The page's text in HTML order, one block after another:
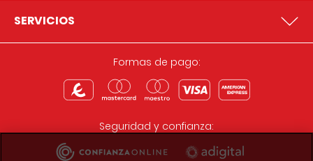
SERVICIOS
Formas de pago:
Seguridad y confianza: